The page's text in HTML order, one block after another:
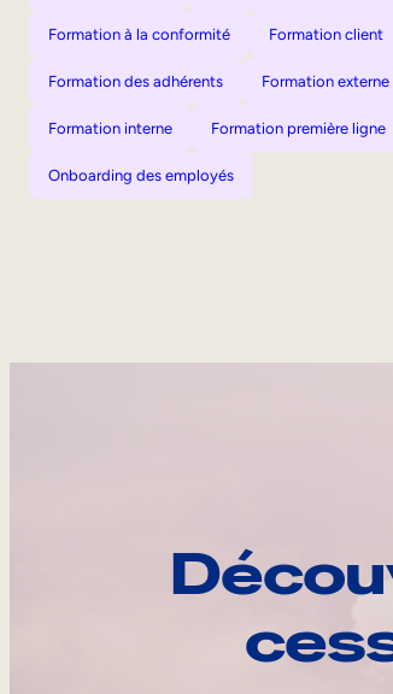
Formation à la conformité Formation client
Formation des adhérents Formation externe
Formation interne Formation première ligne
Onboarding des employés